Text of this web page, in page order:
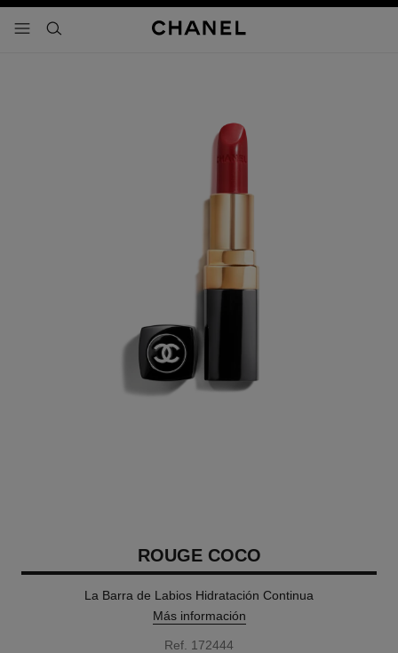
- navegación principal
buscar
ROUGE COCO
La Barra de Labios Hidratación Continua
Más información
Ref. 172444